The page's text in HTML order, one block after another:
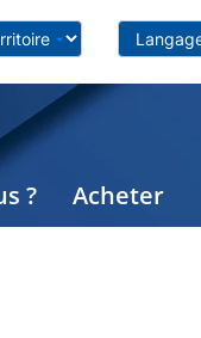
? Acheter